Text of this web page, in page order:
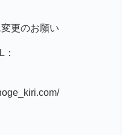
更のお願い